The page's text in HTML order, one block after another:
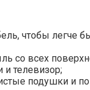
чтобы легче
со всех
и телевизор;
подушки и